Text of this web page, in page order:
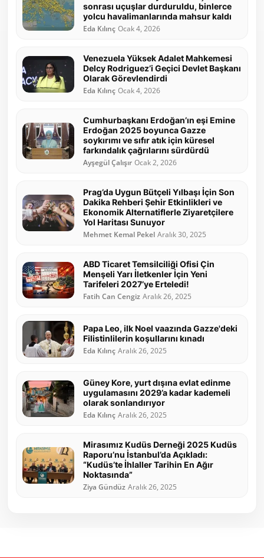
sonrası uçuşlar durduruldu, binlerce
yolcu havalimanlarında mahsur kaldı
Eda Kılınç Ocak 4, 2026
Venezuela Yüksek Adalet Mahkemesi
Delcy Rodriguez’i Geçici Devlet Başkanı
Olarak Görevlendirdi
Eda Kılınç Ocak 4, 2026
Cumhurbaşkanı Erdoğan’ın eşi Emine
Erdoğan 2025 boyunca Gazze
soykırımı ve sıfır atık için küresel
farkındalık çağrılarını sürdürdü
Ayşegül Çalışır Ocak 2, 2026
Prag’da Uygun Bütçeli Yılbaşı İçin Son
Dakika Rehberi Şehir Etkinlikleri ve
Ekonomik Alternatiflerle Ziyaretçilere
Yol Haritası Sunuyor
Mehmet Kemal Pekel Aralık 30, 2025
ABD Ticaret Temsilciliği Ofisi Çin
Menşeli Yarı İletkenler İçin Yeni
Tarifeleri 2027’ye Erteledi!
Fatih Can Cengiz Aralık 26, 2025
Papa Leo, ilk Noel vaazında Gazze'deki
Filistinlilerin koşullarını kınadı
Eda Kılınç Aralık 26, 2025
Güney Kore, yurt dışına evlat edinme
uygulamasını 2029’a kadar kademeli
olarak sonlandırıyor
Eda Kılınç Aralık 26, 2025
Mirasımız Kudüs Derneği 2025 Kudüs
Raporu’nu İstanbul’da Açıkladı:
“Kudüs’te İhlaller Tarihin En Ağır
Noktasında”
Ziya Gündüz Aralık 26, 2025